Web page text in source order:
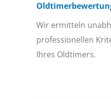
Wir ermitteln
professionellen
Ihres Oldtimers.